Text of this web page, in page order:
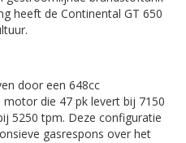
heeft de Continental GT 650
door een 648cc
die 47 pk levert bij 7150
5250 tpm. Deze configuratie
gasrespons over het